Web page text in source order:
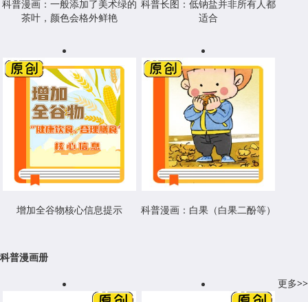
科普漫画：一般添加了美术绿的
茶叶，颜色会格外鲜艳
科普长图：低钠盐并非所有人都
适合
增加全谷物核心信息提示 科普漫画：白果（白果二酚等）
科普漫画册
更多>>